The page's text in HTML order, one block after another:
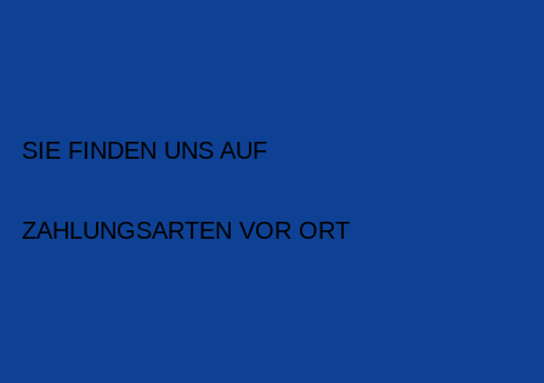
SIE FINDEN UNS AUF
ZAHLUNGSARTEN VOR ORT